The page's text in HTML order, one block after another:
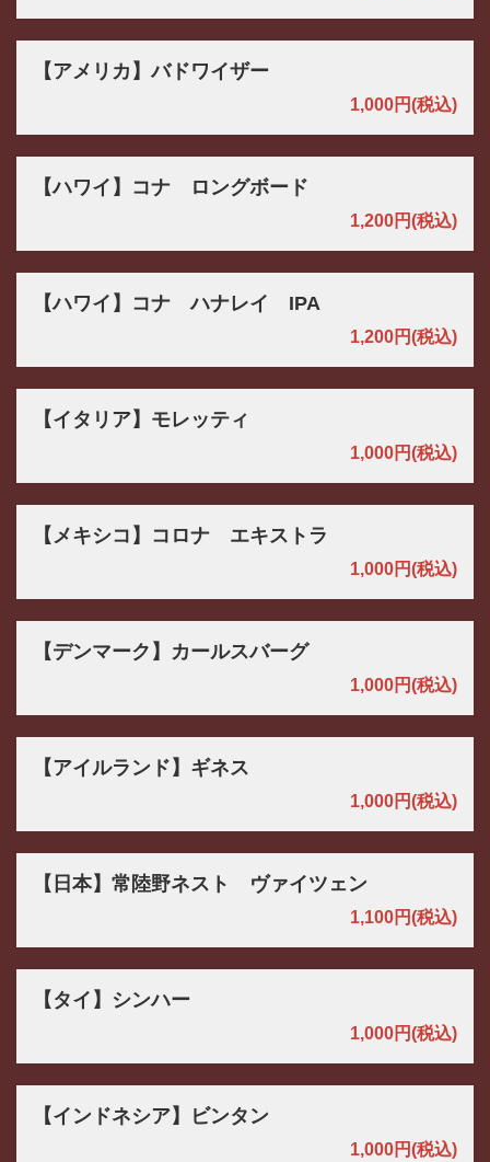
【アメリカ】バドワイザー
1,000円(税込)
【ハワイ】コナ ロングボード
1,200円(税込)
【ハワイ】コナ ハナレイ IPA
1,200円(税込)
【イタリア】モレッティ
1,000円(税込)
【メキシコ】コロナ エキストラ
1,000円(税込)
【デンマーク】カールスバーグ
1,000円(税込)
【アイルランド】ギネス
1,000円(税込)
【日本】常陸野ネスト ヴァイツェン
1,100円(税込)
【タイ】シンハー
1,000円(税込)
【インドネシア】ビンタン
1,000円(税込)